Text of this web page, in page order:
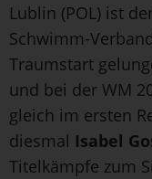
Lublin (POL) ist
Schwimm-
Traumstart
und bei der WM
gleich im ersten
diesmal Isabel
Titelkämpfe zum